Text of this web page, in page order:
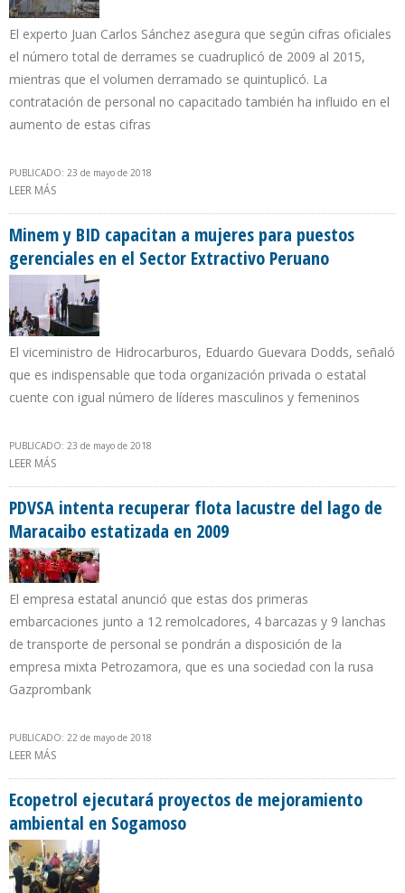
El experto Juan Carlos Sánchez asegura que según cifras oficiales
el número total de derrames se cuadruplicó de 2009 al 2015,
mientras que el volumen derramado se quintuplicó. La
contratación de personal no capacitado también ha influido en el
aumento de estas cifras
PUBLICADO: 23 de mayo de 2018
LEER MÁS
Minem y BID capacitan a mujeres para puestos
gerenciales en el Sector Extractivo Peruano
El viceministro de Hidrocarburos, Eduardo Guevara Dodds, señaló
que es indispensable que toda organización privada o estatal
cuente con igual número de líderes masculinos y femeninos
PUBLICADO: 23 de mayo de 2018
LEER MÁS
PDVSA intenta recuperar flota lacustre del lago de
Maracaibo estatizada en 2009
El empresa estatal anunció que estas dos primeras
embarcaciones junto a 12 remolcadores, 4 barcazas y 9 lanchas
de transporte de personal se pondrán a disposición de la
empresa mixta Petrozamora, que es una sociedad con la rusa
Gazprombank
PUBLICADO: 22 de mayo de 2018
LEER MÁS
Ecopetrol ejecutará proyectos de mejoramiento
ambiental en Sogamoso